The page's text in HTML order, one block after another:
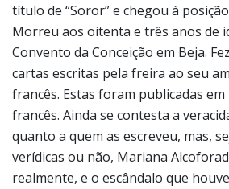
título de “Soror” e chegou à
Morreu aos oitenta e três anos de
Convento da Conceição em Beja.
cartas escritas pela freira ao seu
francês. Estas foram publicadas
francês. Ainda se contesta a
quanto a quem as escreveu, mas,
verídicas ou não, Mariana
realmente, e o escândalo que